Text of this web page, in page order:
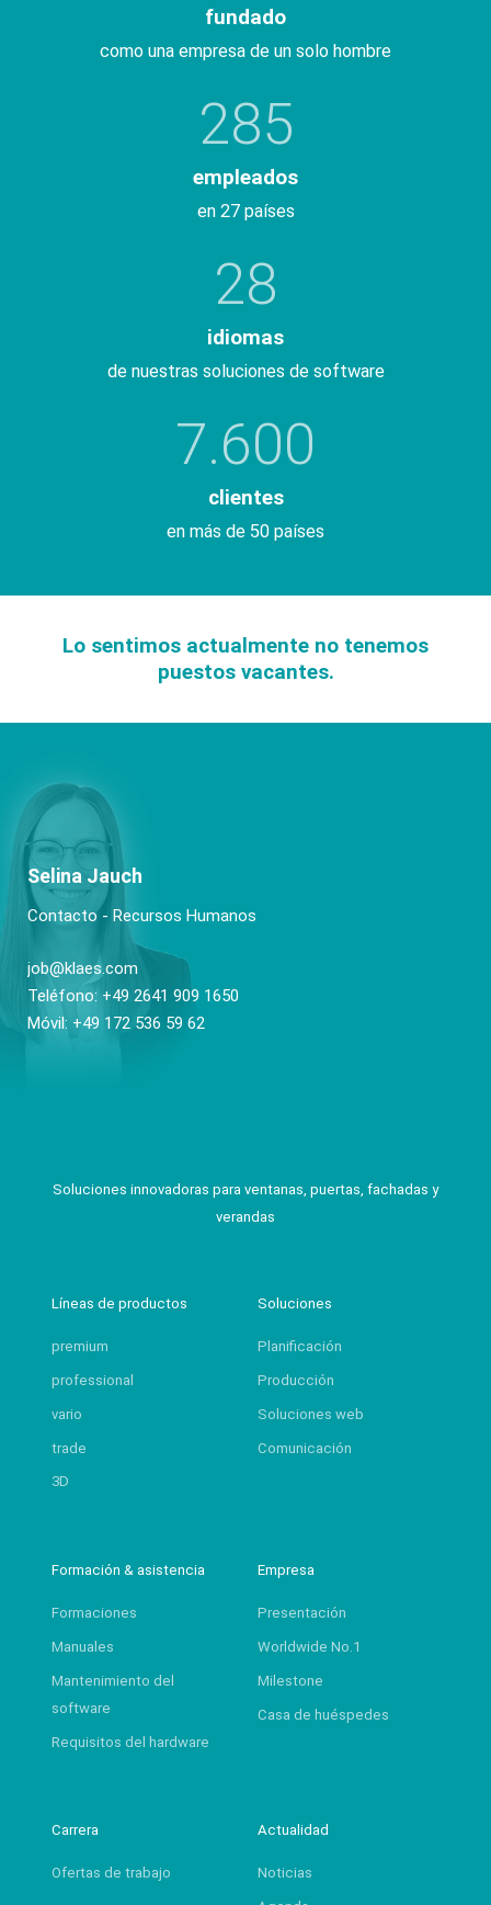
fundado
como una empresa de un solo hombre
285
empleados
en 27 países
28
idiomas
de nuestras soluciones de software
7.600
clientes
en más de 50 países
Lo sentimos actualmente no tenemos
puestos vacantes.
Selina Jauch
Contacto - Recursos Humanos
job@klaes.com
Teléfono: +49 2641 909 1650
Móvil: +49 172 536 59 62
Soluciones innovadoras para ventanas, puertas, fachadas y
verandas
Líneas de productos
premium
professional
vario
trade
3D
Soluciones
Planificación
Producción
Soluciones web
Comunicación
Formación & asistencia
Formaciones
Manuales
Mantenimiento del
software
Requisitos del hardware
Empresa
Presentación
Worldwide No.1
Milestone
Casa de huéspedes
Carrera
Ofertas de trabajo
Actualidad
Noticias